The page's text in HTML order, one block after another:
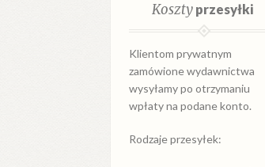
Kosztyprzesyłki
Klientom prywatnym
zamówione wydawnictwa
wysyłamy po otrzymaniu
wpłaty na podane konto.
Rodzaje przesyłek: